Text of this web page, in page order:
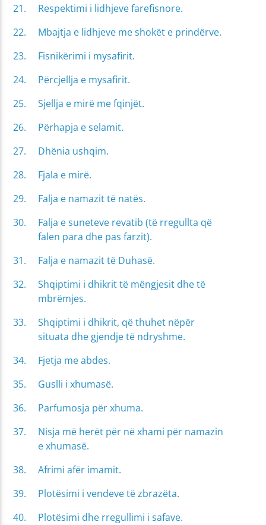
Respektimi i lidhjeve farefisnore.
Mbajtja e lidhjeve me shokët e prindërve.
Fisnikërimi i mysafirit.
Përcjellja e mysafirit.
Sjellja e mirë me fqinjët.
Përhapja e selamit.
Dhënia ushqim.
Fjala e mirë.
Falja e namazit të natës.
Falja e suneteve revatib (të rregullta që
falen para dhe pas farzit).
Falja e namazit të Duhasë.
Shqiptimi i dhikrit të mëngjesit dhe të
mbrëmjes.
Shqiptimi i dhikrit, që thuhet nëpër
situata dhe gjendje të ndryshme.
Fjetja me abdes.
Guslli i xhumasë.
Parfumosja për xhuma.
Nisja më herët për në xhami për namazin
e xhumasë.
Afrimi afër imamit.
Plotësimi i vendeve të zbrazëta.
Plotësimi dhe rregullimi i safave.